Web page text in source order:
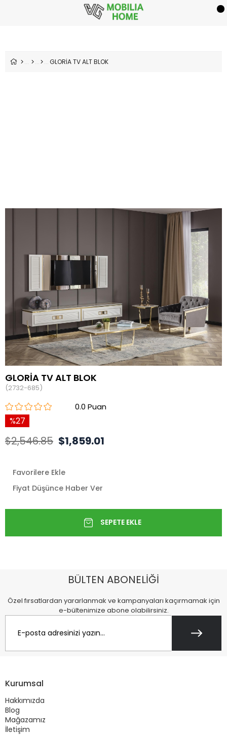
GLORİA TV ALT BLOK
GLORİA TV ALT BLOK
(2732-685)
0.0
27
$2,546.85 $1,859.01
Favorilere Ekle
Fiyat Düşünce Haber Ver
BÜLTEN ABONELİĞİ
Özel fırsatlardan yararlanmak ve kampanyaları kaçırmamak için
e-bültenimize abone olabilirsiniz.
Kurumsal
Hakkımızda
Blog
Mağazamız
İletişim